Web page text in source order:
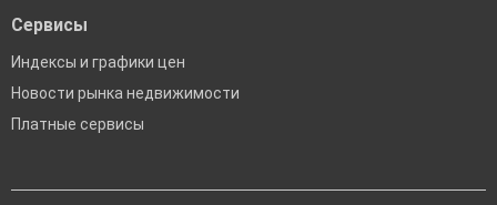
Сервисы
Индексы и графики цен
Новости рынка недвижимости
Платные сервисы